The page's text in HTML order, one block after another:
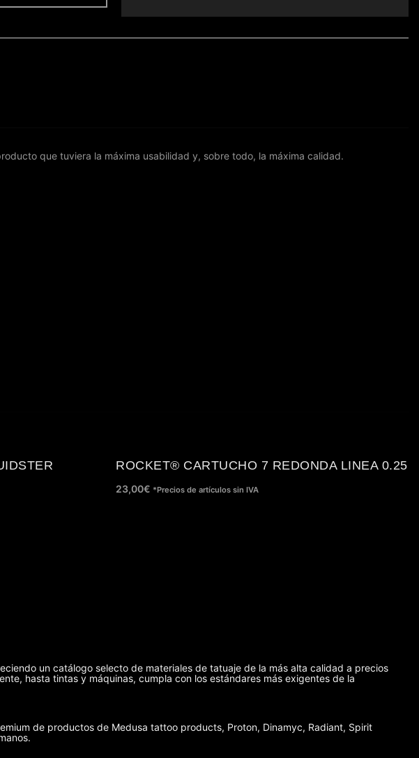
que tuviera la máxima usabilidad y, sobre todo, la máxima calidad.
ROCKET® CARTUCHO 7 REDONDA LINEA 0.25
23,00€ *Precios de artículos sin IVA
un catálogo selecto de materiales de tatuaje de la más alta calidad a precios
hasta tintas y máquinas, cumpla con los estándares más exigentes de la
de productos de Medusa tattoo products, Proton, Dinamyc, Radiant, Spirit